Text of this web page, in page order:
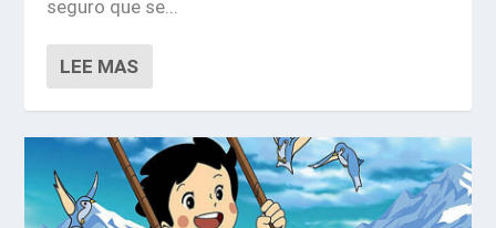
seguro que se...
LEE MAS